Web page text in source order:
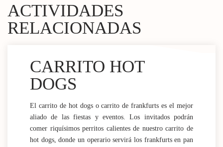
ACTIVIDADES
RELACIONADAS
CARRITO HOT
DOGS
El carrito de hot dogs o carrito de frankfurts es el mejor
aliado de las fiestas y eventos. Los invitados podrán
comer riquísimos perritos calientes de nuestro carrito de
hot dogs, donde un operario servirá los frankfurts en pan